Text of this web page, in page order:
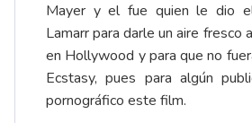
Mayer y el fue quien le dio
Lamarr para darle un aire fresco
en Hollywood y para que no
Ecstasy, pues para algún
pornográfico este film.